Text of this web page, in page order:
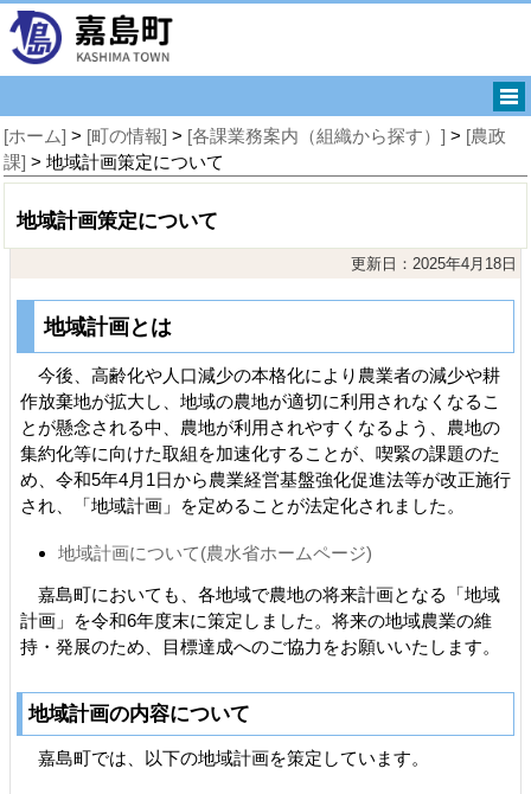
[ホーム] > [町の情報] > [各課業務案内（組織から探す）] > [農政
課] > 地域計画策定について
地域計画策定について
更新日：2025年4月18日
地域計画とは
今後、高齢化や人口減少の本格化により農業者の減少や耕
作放棄地が拡大し、地域の農地が適切に利用されなくなるこ
とが懸念される中、農地が利用されやすくなるよう、農地の
集約化等に向けた取組を加速化することが、喫緊の課題のた
め、令和5年4月1日から農業経営基盤強化促進法等が改正施行
され、「地域計画」を定めることが法定化されました。
地域計画について(農水省ホームページ)
嘉島町においても、各地域で農地の将来計画となる「地域
計画」を令和6年度末に策定しました。将来の地域農業の維
持・発展のため、目標達成へのご協力をお願いいたします。
地域計画の内容について
嘉島町では、以下の地域計画を策定しています。